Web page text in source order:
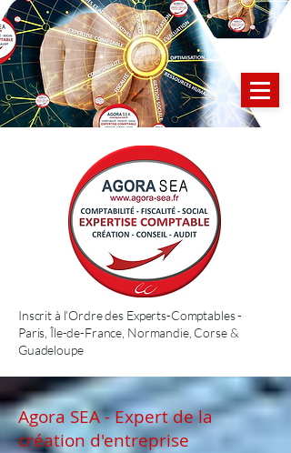
Inscrit à l’Ordre des Experts-Comptables -
Paris, Île-de-France, Normandie, Corse &
Guadeloupe
Agora SEA - Expert de la
création d'entreprise